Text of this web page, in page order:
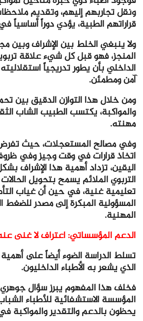
ونقل تجاربهم إليهم، وتقديم
قراراتهم الطبية، يؤدي دوراً
ولا ينبغي الخلط بين الإشراف وبين
المنجز، فهو قبل كل شيء علاقة
الداخلي بأن يطور تدريجياً
آمن ومطمئن.
ومن خلال هذا التوازن الدقيق بين
والمواكبة، يكتسب الطبيب الشاب
مهنته.
وفي مصالح المستعجلات، حيث
اتخاذ قرارات في وقت وجيز وفي
اليقين، تزداد أهمية هذا الإشراف
التربوي الملائم يسمح بتحويل
تعليمية غنية، في حين أن غياب
المسؤولية المبكرة إلى مصدر
المهنية.
الدعم المؤسساتي: اعتراف لا غنى
تسلط الدراسة الضوء أيضاً على
الذي يشعر به الأطباء الداخليون.
فخلف هذا المفهوم يبرز سؤال
المؤسسة الاستشفائية للأطباء
يحظون بالدعم والتقدير والمواكبة